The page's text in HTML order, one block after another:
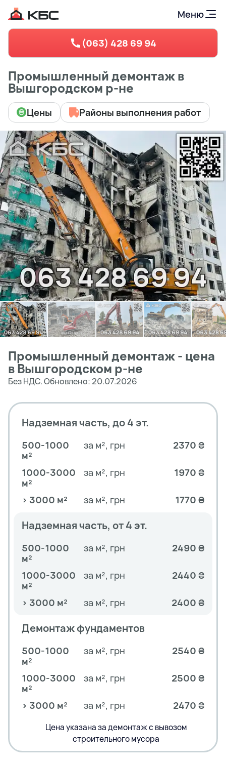
Меню
(063) 428 69 94
Промышленный демонтаж в
Вышгородском р-не
Цены Районы выполнения работ
Промышленный демонтаж - цена
в Вышгородском р-не
Без НДС. Обновлено: 20.07.2026
Надземная часть, до 4 эт.
500-1000
м²
за м², грн 2370 ₴
1000-3000
м²
за м², грн 1970 ₴
> 3000 м² за м², грн 1770 ₴
Надземная часть, от 4 эт.
500-1000
м²
за м², грн 2490 ₴
1000-3000
м²
за м², грн 2440 ₴
> 3000 м² за м², грн 2400 ₴
Демонтаж фундаментов
500-1000
м²
за м², грн 2540 ₴
1000-3000
м²
за м², грн 2500 ₴
> 3000 м² за м², грн 2470 ₴
Цена указана за демонтаж с вывозом
строительного мусора